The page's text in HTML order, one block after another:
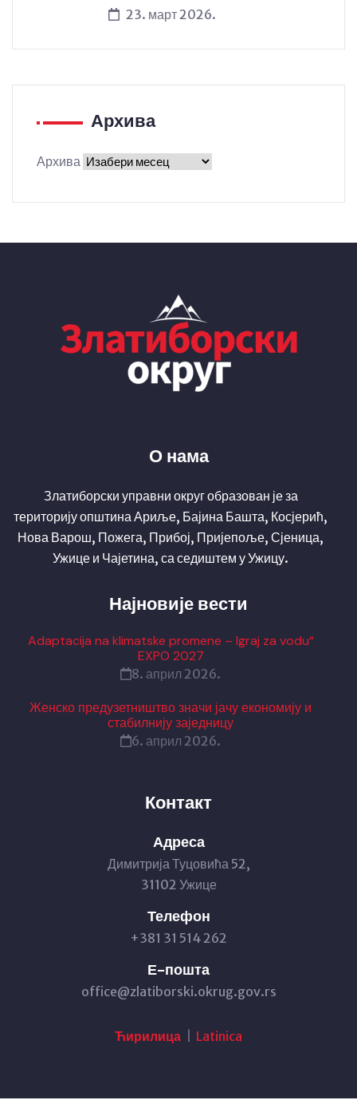
23. март 2026.
Архива
Архива
О нама
Златиборски управни округ образован је за
територију општина Ариље, Бајина Башта, Косјерић,
Нова Варош, Пожега, Прибој, Пријепоље, Сјеница,
Ужице и Чајетина, са седиштем у Ужицу.
Најновије вести
Adaptacija na klimatske promene – Igraj za vodu“
EXPO 2027
8. април 2026.
Женско предузетништво значи јачу економију и
стабилнију заједницу
6. април 2026.
Контакт
Адреса
Димитрија Туцовића 52,
31102 Ужице
Телефон
+381 31 514 262
Е-пошта
office@zlatiborski.okrug.gov.rs
Ћирилица Latinica